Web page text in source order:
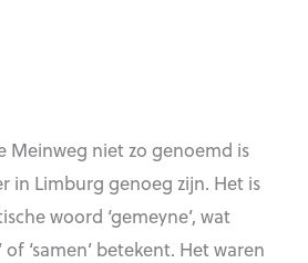
Meinweg niet zo genoemd is
in Limburg genoeg zijn. Het is
woord ‘gemeyne’, wat
of ‘samen’ betekent. Het waren